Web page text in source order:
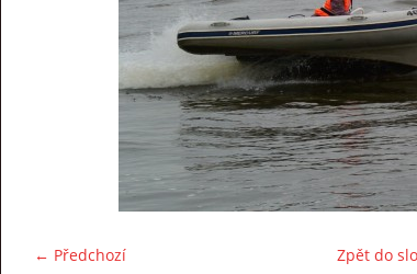
← Předchozí
Zpět do